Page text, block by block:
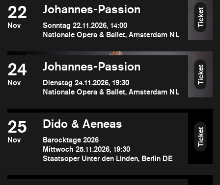
22
Nov
Johannes-Passion
Sonntag 22.11.2026, 14:00
Nationale Opera & Ballet, Amsterdam NL
Ticket
24
Nov
Johannes-Passion
Dienstag 24.11.2026, 19:30
Nationale Opera & Ballet, Amsterdam NL
Ticket
25
Nov
Dido & Aeneas
Barocktage 2026
Mittwoch 25.11.2026, 19:30
Staatsoper Unter den Linden, Berlin DE
Ticket